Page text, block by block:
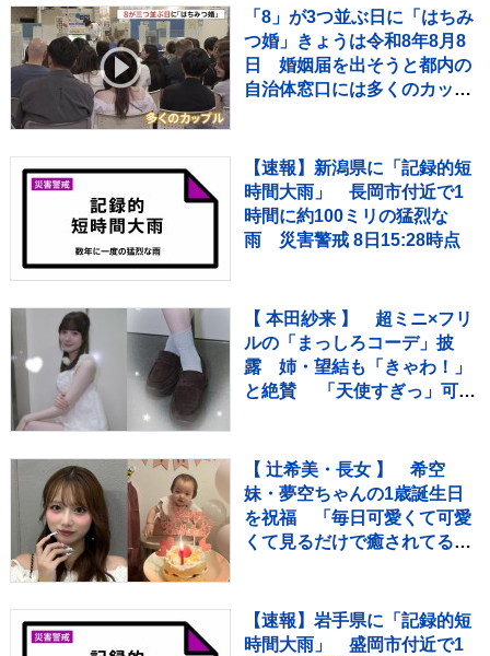
を伴った高波などに厳重警戒
必要
「8」が3つ並ぶ日に「はちみ
つ婚」きょうは令和8年8月8
日 婚姻届を出そうと都内の
自治体窓口には多くのカップ
【速報】新潟県に「記録的短
時間大雨」 長岡市付近で1
時間に約100ミリの猛烈な
雨 災害警戒 8日15:28時点
【 本田紗来 】 超ミニ×フリ
ルの「まっしろコーデ」披
露 姉・望結も「きゃわ！」
と絶賛 「天使すぎっ」可愛
【 辻希美・長女 】 希空
妹・夢空ちゃんの1歳誕生日
を祝福 「毎日可愛くて可愛
くて見るだけで癒されてる
【速報】岩手県に「記録的短
時間大雨」 盛岡市付近で1